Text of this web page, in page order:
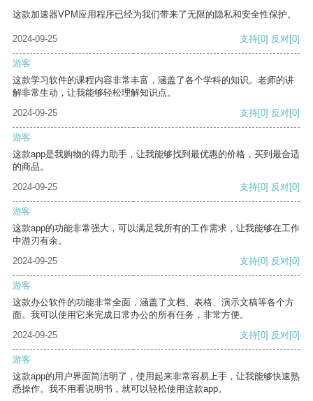
这款加速器VPM应用程序已经为我们带来了无限的隐私和安全性保护。
2024-09-25 支持[0] 反对[0]
游客
这款学习软件的课程内容非常丰富，涵盖了各个学科的知识。老师的讲
解非常生动，让我能够轻松理解知识点。
2024-09-25
支持[0] 反对[0]
游客
这款app是我购物的得力助手，让我能够找到最优惠的价格，买到最合适
的商品。
2024-09-25
支持[0] 反对[0]
游客
这款app的功能非常强大，可以满足我所有的工作需求，让我能够在工作
中游刃有余。
2024-09-25
支持[0] 反对[0]
游客
这款办公软件的功能非常全面，涵盖了文档、表格、演示文稿等各个方
面。我可以使用它来完成日常办公的所有任务，非常方便。
2024-09-25
支持[0] 反对[0]
游客
这款app的用户界面简洁明了，使用起来非常容易上手，让我能够快速熟
悉操作。我不用看说明书，就可以轻松使用这款app。